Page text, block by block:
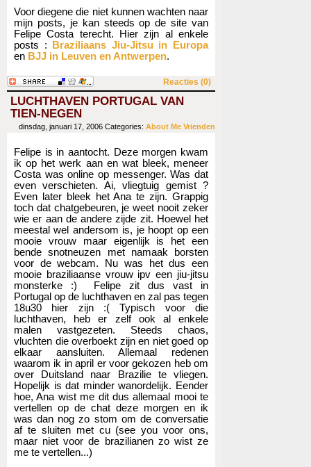
Voor diegene die niet kunnen wachten naar
mijn posts, je kan steeds op de site van
Felipe Costa terecht. Hier zijn al enkele
posts : Braziliaans Jiu-Jitsu in Europa
en BJJ in Leuven en Antwerpen.
Reacties (0)
LUCHTHAVEN PORTUGAL VAN
TIEN-NEGEN
dinsdag, januari 17, 2006 Categories: About Me Vrienden
Felipe is in aantocht. Deze morgen kwam
ik op het werk aan en wat bleek, meneer
Costa was online op messenger. Was dat
even verschieten. Ai, vliegtuig gemist ?
Even later bleek het Ana te zijn. Grappig
toch dat chatgebeuren, je weet nooit zeker
wie er aan de andere zijde zit. Hoewel het
meestal wel andersom is, je hoopt op een
mooie vrouw maar eigenlijk is het een
bende snotneuzen met namaak borsten
voor de webcam. Nu was het dus een
mooie braziliaanse vrouw ipv een jiu-jitsu
monsterke :) Felipe zit dus vast in
Portugal op de luchthaven en zal pas tegen
18u30 hier zijn :( Typisch voor die
luchthaven, heb er zelf ook al enkele
malen vastgezeten. Steeds chaos,
vluchten die overboekt zijn en niet goed op
elkaar aansluiten. Allemaal redenen
waarom ik in april er voor gekozen heb om
over Duitsland naar Brazilie te vliegen.
Hopelijk is dat minder wanordelijk. Eender
hoe, Ana wist me dit dus allemaal mooi te
vertellen op de chat deze morgen en ik
was dan nog zo stom om de conversatie
af te sluiten met cu (see you voor ons,
maar niet voor de brazilianen zo wist ze
me te vertellen...)